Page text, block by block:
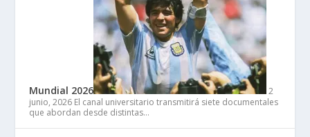
Mundial 2026
2
junio, 2026 El canal universitario transmitirá siete documentales
que abordan desde distintas…